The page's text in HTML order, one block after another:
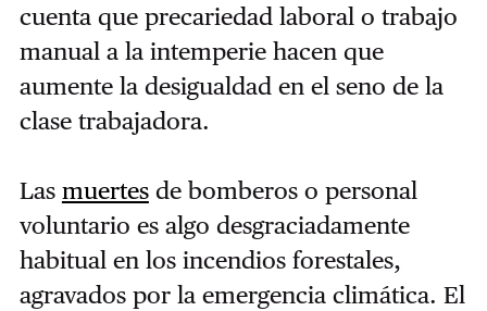
cuenta que precariedad laboral o trabajo
manual a la intemperie hacen que
aumente la desigualdad en el seno de la
clase trabajadora.
Las muertesde bomberos o personal
voluntario es algo desgraciadamente
habitual en los incendios forestales,
agravados por la emergencia climática. El